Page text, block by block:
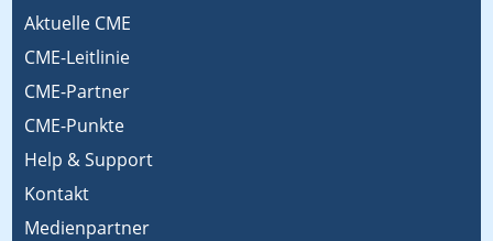
Aktuelle CME
CME-Leitlinie
CME-Partner
CME-Punkte
Help & Support
Kontakt
Medienpartner